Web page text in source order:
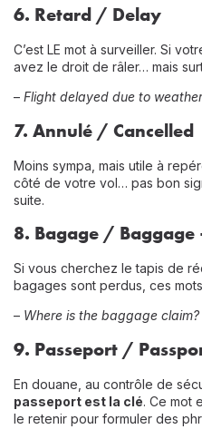
6. Retard / Delay
C’est LE mot à surveiller. Si
avez le droit de râler… mais
– Flight delayed due to
7. Annulé / Cancelled
Moins sympa, mais utile à
côté de votre vol… pas bon
suite.
8. Bagage / Baggage
Si vous cherchez le tapis de
bagages sont perdus, ces
– Where is the baggage claim?
9. Passeport /
En douane, au contrôle de
passeport est la clé. Ce mot
le retenir pour formuler des